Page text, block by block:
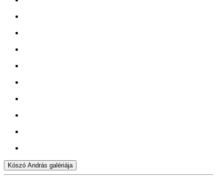
Kószó András galériája